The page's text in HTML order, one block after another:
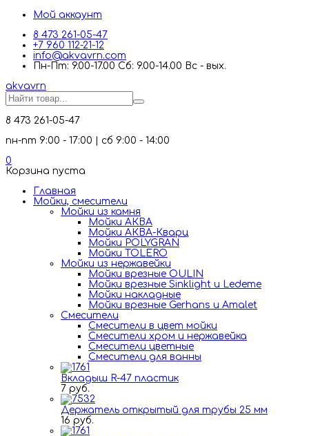
Мой аккаунт
8 473 261-05-47
+7 960 112-21-12
info@akvavrn.com
Пн-Пт: 9.00-17.00 Сб: 9.00-14.00 Вс - вых.
akvavrn
8 473 261-05-47
пн-пт 9:00 - 17:00 | сб 9:00 - 14:00
0
Корзина пуста
Главная
Мойки, смесители
Mойки из камня
Мойки АКВА
Мойки АКВА-Кварц
Мойки POLYGRAN
Мойки TOLERO
Мойки из нержавейки
Мойки врезные OULIN
Мойки врезные Sinklight и Ledeme
Мойки накладные
Мойки врезные Gerhans и Amalet
Смесители
Смесители в цвет мойки
Смесители хром и нержавейка
Смесители цветные
Смесители для ванны
Вкладыш R-47 пластик
7 руб.
Держатель открытый для трубы 25 мм
16 руб.